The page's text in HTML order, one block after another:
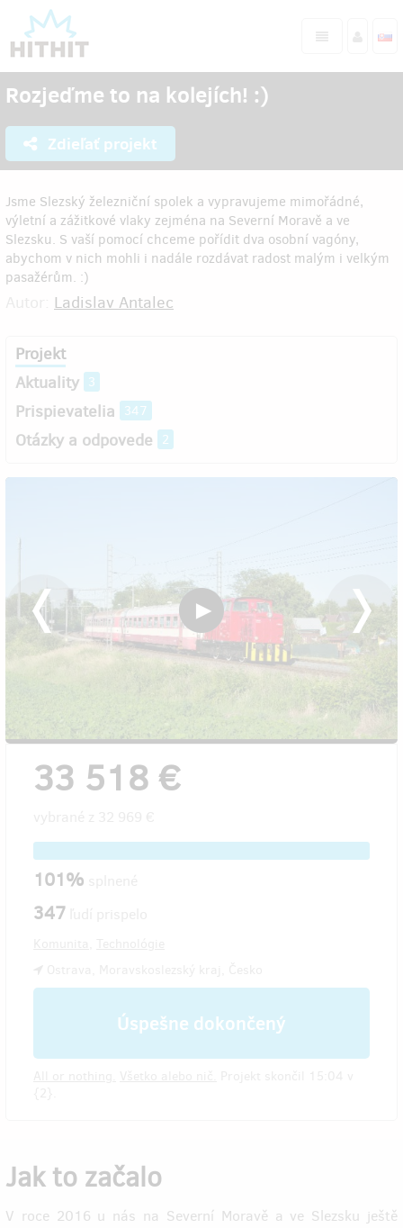
Rozjeďme to na kolejích! :)
Zdieľať projekt
Jsme Slezský železniční spolek a vypravujeme mimořádné,
výletní a zážitkové vlaky zejména na Severní Moravě a ve
Slezsku. S vaší pomocí chceme pořídit dva osobní vagóny,
abychom v nich mohli i nadále rozdávat radost malým i velkým
pasažérům. :)
Ladislav Antalec
Projekt
Aktuality 3
Prispievatelia 347
Otázky a odpovede 2
33 518 €
101%
347
Úspešne dokončený
Jak to začalo
V roce 2016 u nás na Severní Moravě a ve Slezsku ještě